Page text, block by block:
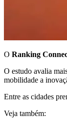
O Ranking
O estudo avalia
mobilidade a
Entre as cidades
Veja também: